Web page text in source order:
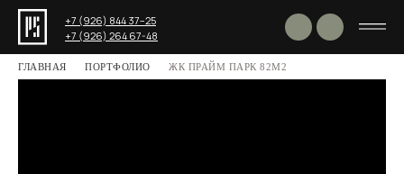
+7 (926) 844 37−25
+7 (926) 264 67-48
Поделиться
ГЛАВНАЯ ПОРТФОЛИО ЖК ПРАЙМ ПАРК 82М2